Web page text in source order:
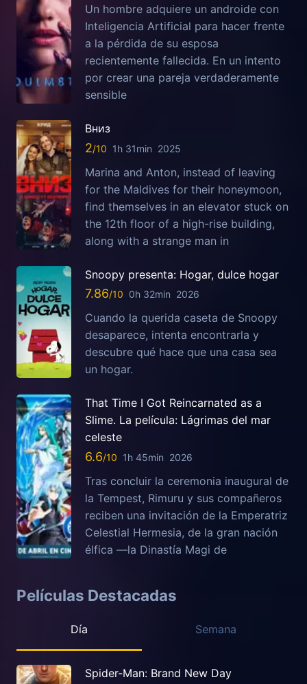
Un hombre adquiere un androide con
Inteligencia Artificial para hacer frente
a la pérdida de su esposa
recientemente fallecida. En un intento
por crear una pareja verdaderamente
sensible
Вниз
2 1h 31min 2025
Marina and Anton, instead of leaving
for the Maldives for their honeymoon,
find themselves in an elevator stuck on
the 12th floor of a high-rise building,
along with a strange man in
Snoopy presenta: Hogar, dulce hogar
7.86 0h 32min 2026
Cuando la querida caseta de Snoopy
desaparece, intenta encontrarla y
descubre qué hace que una casa sea
un hogar.
That Time I Got Reincarnated as a
Slime. La película: Lágrimas del mar
celeste
6.6 1h 45min 2026
Tras concluir la ceremonia inaugural de
la Tempest, Rimuru y sus compañeros
reciben una invitación de la Emperatriz
Celestial Hermesia, de la gran nación
élfica —la Dinastía Magi de
Películas Destacadas
Día Semana
Spider-Man: Brand New Day